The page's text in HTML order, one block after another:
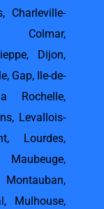
, Charleville-
Colmar,
, Dijon,
, Gap,
Ile-de-
Rochelle,
, Levallois-
, Lourdes,
Maubeuge,
Montauban,
, Mulhouse,